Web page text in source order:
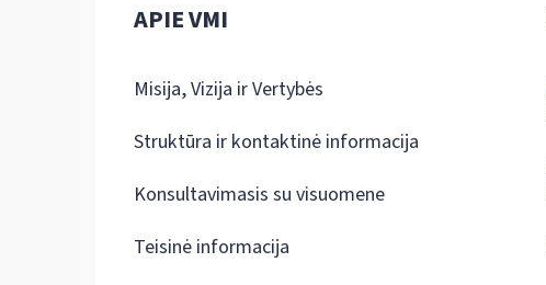
APIE VMI
Misija, Vizija ir Vertybės
Struktūra ir kontaktinė informacija
Konsultavimasis su visuomene
Teisinė informacija